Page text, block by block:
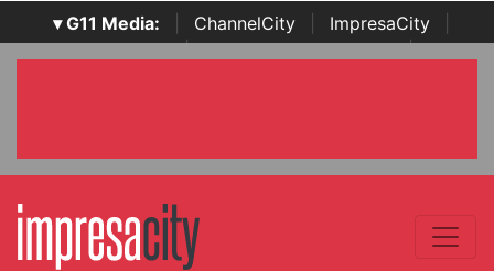
▾ G11 Media: ChannelCity ImpresaCity
SecurityOpenLab | Italian Channel Awards | Italian